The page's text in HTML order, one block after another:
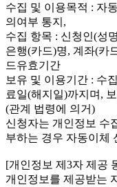
수집 및 이용목적 : 자
의여부 통지,
수집 항목 : 신청인(성
은행(카드)명, 계좌(카
드유효기간
보유 및 이용기간 : 수
료일(해지일)까지며,
(관계 법령에 의거)
신청자는 개인정보 수
부하는 경우 자동이체
[개인정보 제3자 제공
개인정보를 제공받는